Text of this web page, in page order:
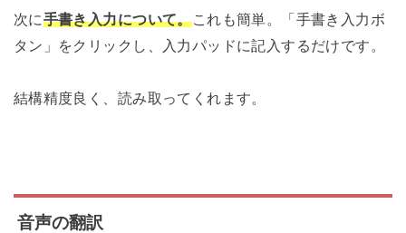
次に手書き入力について。これも簡単。「手書き入力ボ
タン」をクリックし、入力パッドに記入するだけです。
結構精度良く、読み取ってくれます。
音声の翻訳